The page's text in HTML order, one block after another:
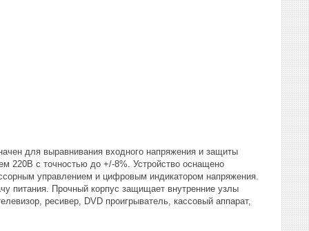
для выравнивания входного напряжения и защиты
220В с точностью до +/-8%. Устройство оснащено
управлением и цифровым индикатором напряжения.
питания. Прочный корпус защищает внутренние узлы
ресивер, DVD проигрыватель, кассовый аппарат,